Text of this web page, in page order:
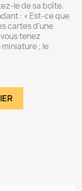
le de sa boîte.
: « Est-ce que
cartes d'une
tenez
; le